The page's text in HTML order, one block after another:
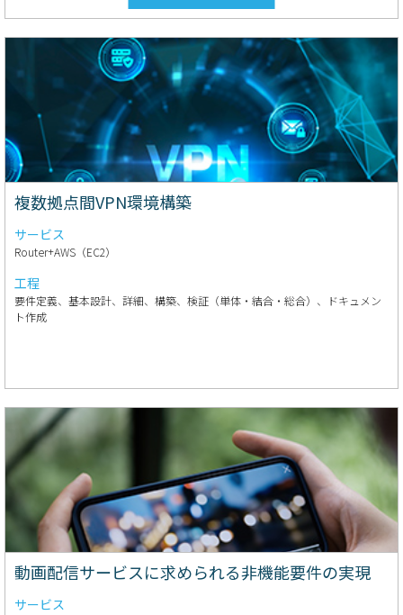
複数拠点間VPN環境構築
サービス
Router+AWS（EC2）
工程
要件定義、基本設計、詳細、構築、検証（単体・結合・総合）、ドキュメン
ト作成
動画配信サービスに求められる非機能要件の実現
サービス